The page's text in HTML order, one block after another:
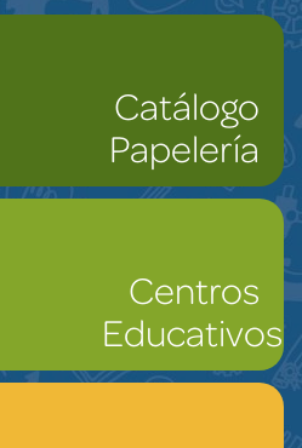
Catálogo
Papelería
Centros
Educativos